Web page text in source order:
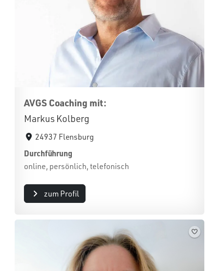
AVGS Coaching mit:
Markus Kolberg
24937 Flensburg
Durchführung
online, persönlich, telefonisch
zum Profil